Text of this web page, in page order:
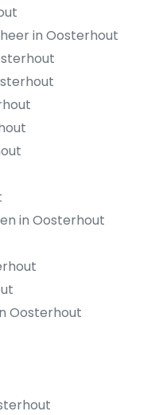
in Oosterhout
in Oosterhout
Oosterhout